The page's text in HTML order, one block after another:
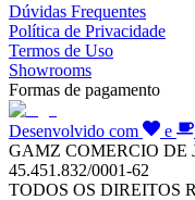
Dúvidas Frequentes
Política de Privacidade
Termos de Uso
Showrooms
Formas de pagamento
Desenvolvido com e
GAMZ COMERCIO DE
45.451.832/0001-62
TODOS OS DIREITOS